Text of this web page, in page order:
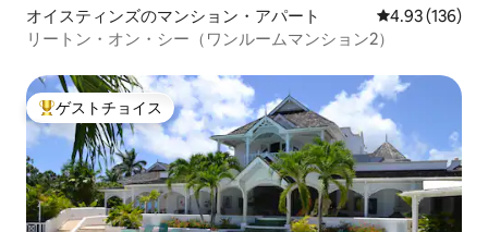
オイスティンズのマンション・アパート レビュー136
4.93 (136)
リートン・オン・シー（ワンルームマンション2）
大好評のゲストチョイスです。
ゲストチョイス